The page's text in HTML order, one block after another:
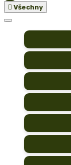
 Všechny